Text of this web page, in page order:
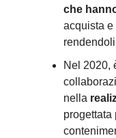
che
acquista
Nel 2020,
nella
progettata